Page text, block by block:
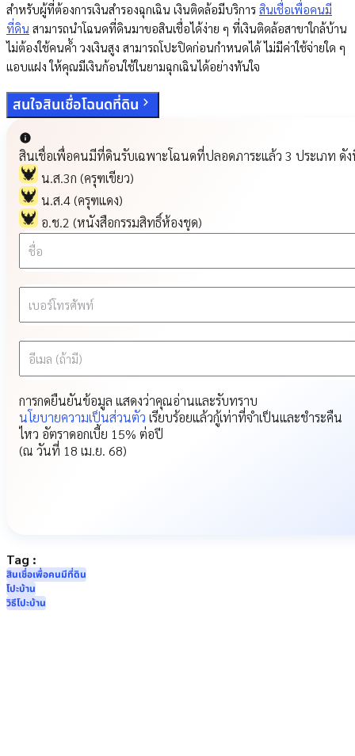
สำหรับผู้ที่ต้องการเงินสำรองฉุกเฉิน เงินติดล้อมีบริการ สินเชื่อเพื่อคนมี
ที่ดิน สามารถนำโฉนดที่ดินมาขอสินเชื่อได้ง่าย ๆ ที่เงินติดล้อสาขาใกล้บ้าน
ไม่ต้องใช้คนค้ำ วงเงินสูง สามารถโปะปิดก่อนกำหนดได้ ไม่มีค่าใช้จ่ายใด ๆ
แอบแฝง ให้คุณมีเงินก้อนใช้ในยามฉุกเฉินได้อย่างทันใจ
สนใจสินเชื่อโฉนดที่ดิน
สินเชื่อเพื่อคนมีที่ดินรับเฉพาะโฉนดที่ปลอดภาระแล้ว 3 ประเภท ดั
น.ส.3ก (ครุฑเขียว)
น.ส.4 (ครุฑแดง)
อ.ช.2 (หนังสือกรรมสิทธิ์ห้องชุด)
ชื่อ
เบอร์โทรศัพท์
อีเมล (ถ้ามี)
การกดยืนยันข้อมูล แสดงว่าคุณอ่านและรับทราบ
นโยบายความเป็นส่วนตัว เรียบร้อยแล้วกู้เท่าที่จำเป็นและชำระคืน
ไหว อัตราดอกเบี้ย 15% ต่อปี
(ณ วันที่ 18 เม.ย. 68)
Tag :
สินเชื่อเพื่อคนมีที่ดิน
โปะบ้าน
วิธีโปะบ้าน